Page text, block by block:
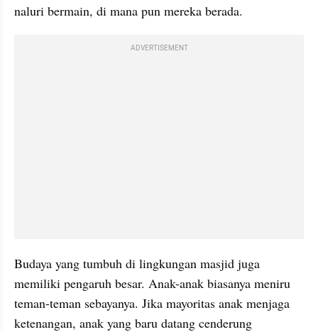
naluri bermain, di mana pun mereka berada.
ADVERTISEMENT
Budaya yang tumbuh di lingkungan masjid juga
memiliki pengaruh besar. Anak-anak biasanya meniru
teman-teman sebayanya. Jika mayoritas anak menjaga
ketenangan, anak yang baru datang cenderung